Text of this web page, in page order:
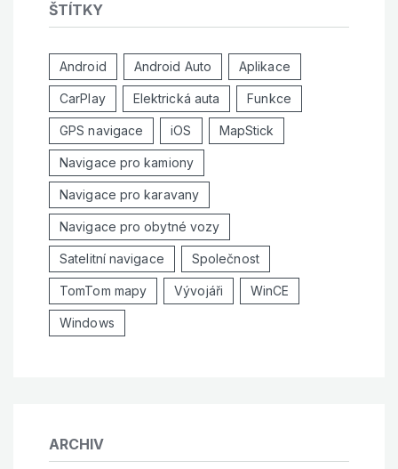
ŠTÍTKY
Android Android Auto Aplikace
CarPlay Elektrická auta Funkce
GPS navigace iOS MapStick
Navigace pro kamiony
Navigace pro karavany
Navigace pro obytné vozy
Satelitní navigace Společnost
TomTom mapy Vývojáři WinCE
Windows
ARCHIV